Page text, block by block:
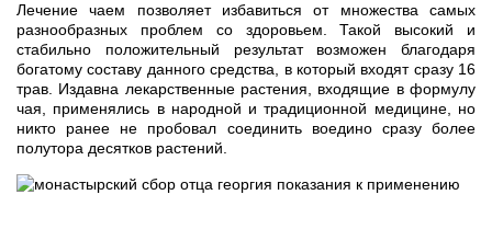
Лечение чаем позволяет избавиться от множества самых
разнообразных проблем со здоровьем. Такой высокий и
стабильно положительный результат возможен благодаря
богатому составу данного средства, в который входят сразу 16
трав. Издавна лекарственные растения, входящие в формулу
чая, применялись в народной и традиционной медицине, но
никто ранее не пробовал соединить воедино сразу более
полутора десятков растений.